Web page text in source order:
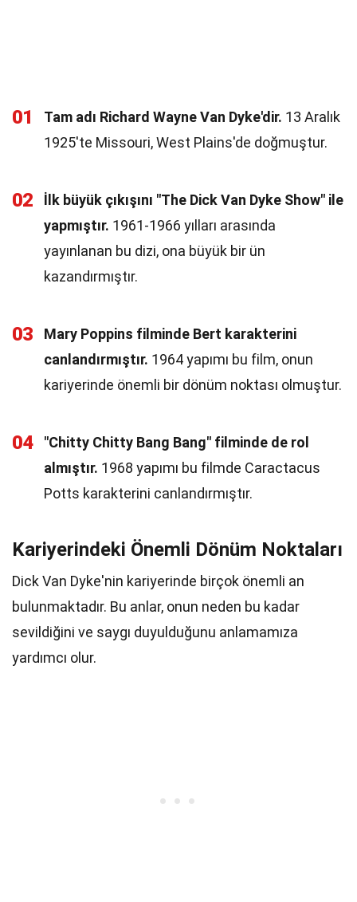
01 Tam adı Richard Wayne Van Dyke'dir. 13 Aralık
1925'te Missouri, West Plains'de doğmuştur.
02
İlk büyük çıkışını "The Dick Van Dyke Show" ile
yapmıştır. 1961-1966 yılları arasında
yayınlanan bu dizi, ona büyük bir ün
kazandırmıştır.
03
Mary Poppins filminde Bert karakterini
canlandırmıştır. 1964 yapımı bu film, onun
kariyerinde önemli bir dönüm noktası olmuştur.
04
"Chitty Chitty Bang Bang" filminde de rol
almıştır. 1968 yapımı bu filmde Caractacus
Potts karakterini canlandırmıştır.
Kariyerindeki Önemli Dönüm Noktaları
Dick Van Dyke'nin kariyerinde birçok önemli an
bulunmaktadır. Bu anlar, onun neden bu kadar
sevildiğini ve saygı duyulduğunu anlamamıza
yardımcı olur.